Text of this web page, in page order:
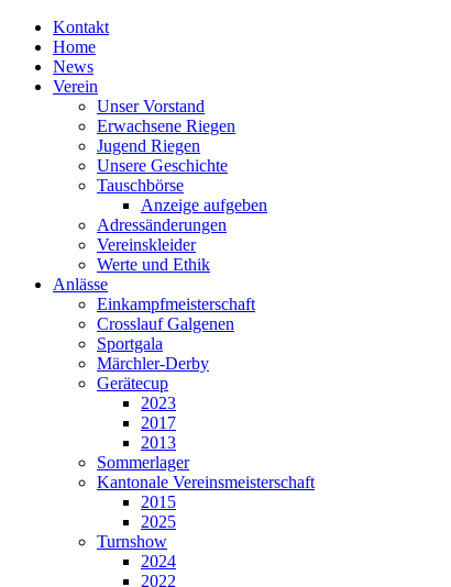
Kontakt
Home
News
Verein
Unser Vorstand
Erwachsene Riegen
Jugend Riegen
Unsere Geschichte
Tauschbörse
Anzeige aufgeben
Adressänderungen
Vereinskleider
Werte und Ethik
Anlässe
Einkampfmeisterschaft
Crosslauf Galgenen
Sportgala
Märchler-Derby
Gerätecup
2023
2017
2013
Sommerlager
Kantonale Vereinsmeisterschaft
2015
2025
Turnshow
2024
2022